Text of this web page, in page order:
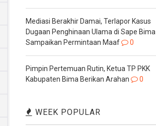
Mediasi Berakhir Damai, Terlapor Kasus
Dugaan Penghinaan Ulama di Sape Bima
Sampaikan Permintaan Maaf
0
Pimpin Pertemuan Rutin, Ketua TP PKK
Kabupaten Bima Berikan Arahan
0
WEEK POPULAR